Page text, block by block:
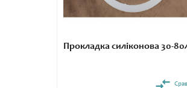
Прокладка силіконова 30-